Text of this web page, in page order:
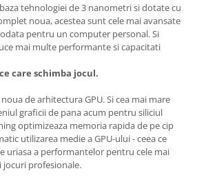
tehnologiei de 3 nanometri si dotate cu
noua, acestea sunt cele mai avansate
pentru un computer personal. Si
mai multe performante si capacitati
care schimba jocul.
de arhitectura GPU. Si cea mai mare
graficii de pana acum pentru siliciul
optimizeaza memoria rapida de pe cip
utilizarea medie a GPU-ului - ceea ce
uriasa a performantelor pentru cele mai
jocuri profesionale.